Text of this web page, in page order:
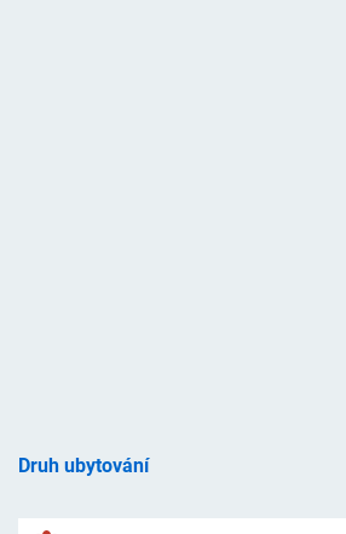
Druh ubytování